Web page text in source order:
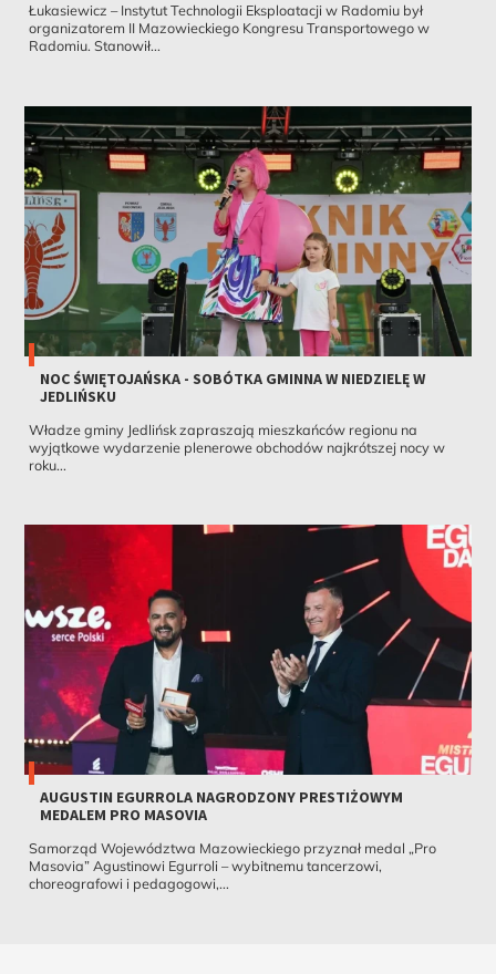
Łukasiewicz – Instytut Technologii Eksploatacji w Radomiu był
organizatorem II Mazowieckiego Kongresu Transportowego w
Radomiu. Stanowił...
NOC ŚWIĘTOJAŃSKA - SOBÓTKA GMINNA W NIEDZIELĘ W
JEDLIŃSKU
Władze gminy Jedlińsk zapraszają mieszkańców regionu na
wyjątkowe wydarzenie plenerowe obchodów najkrótszej nocy w
roku...
AUGUSTIN EGURROLA NAGRODZONY PRESTIŻOWYM
MEDALEM PRO MASOVIA
Samorząd Województwa Mazowieckiego przyznał medal „Pro
Masovia” Agustinowi Egurroli – wybitnemu tancerzowi,
choreografowi i pedagogowi,...